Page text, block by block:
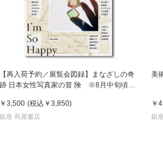
【再入荷予約／展覧会図録】まなざしの奇
跡 日本女性写真家の冒 険 ※8月中旬頃入
￥3,500 (税込 ￥3,850)
銀座 蔦屋書店
美
￥
銀